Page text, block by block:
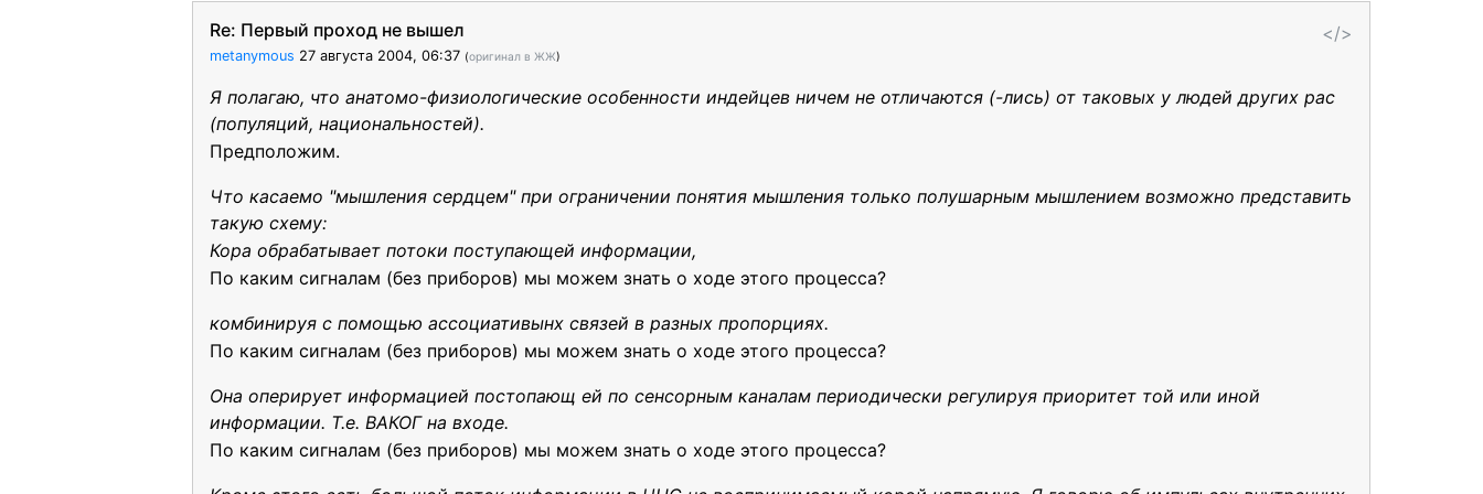
</>
Re: Первый проход не вышел
metanymous 27 августа 2004, 06:37 (оригинал в ЖЖ)
Я полагаю, что анатомо-физиологические особенности индейцев ничем не отличаются (-лись) от таковых у людей других рас
(популяций, национальностей).
Предположим.
Что касаемо "мышления сердцем" при ограничении понятия мышления только полушарным мышлением возможно представить
такую схему:
Кора обрабатывает потоки поступающей информации,
По каким сигналам (без приборов) мы можем знать о ходе этого процесса?
комбинируя с помощью ассоциативынх связей в разных пропорциях.
По каким сигналам (без приборов) мы можем знать о ходе этого процесса?
Она оперирует информацией постопающ ей по сенсорным каналам периодически регулируя приоритет той или иной
информации. Т.е. ВАКОГ на входе.
По каким сигналам (без приборов) мы можем знать о ходе этого процесса?